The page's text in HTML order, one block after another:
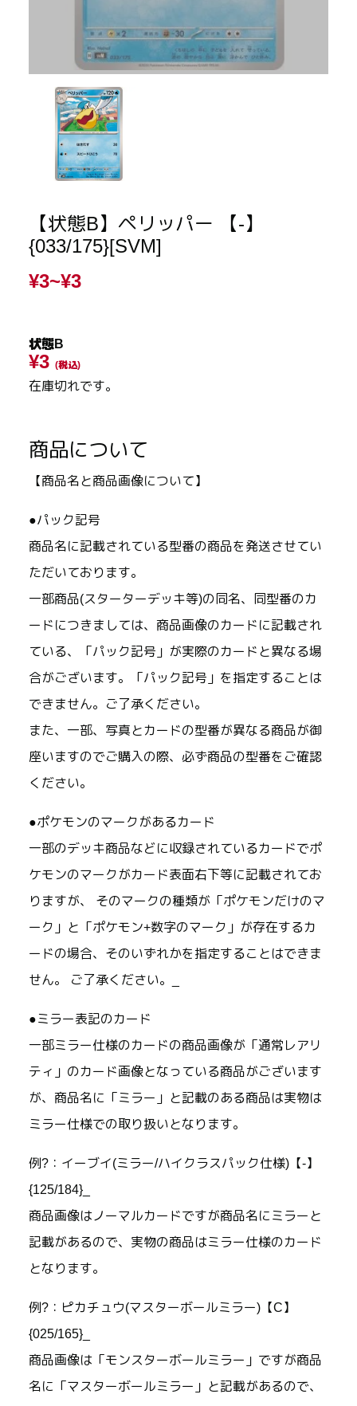
【状態B】ペリッパー 【-】
{033/175}[SVM]
¥3~¥3
状態B
¥3 (税込)
在庫切れです。
商品について
【商品名と商品画像について】
●パック記号
商品名に記載されている型番の商品を発送させてい
ただいております。
一部商品(スターターデッキ等)の同名、同型番のカ
ードにつきましては、商品画像のカードに記載され
ている、「パック記号」が実際のカードと異なる場
合がございます。「パック記号」を指定することは
できません。ご了承ください。
また、一部、写真とカードの型番が異なる商品が御
座いますのでご購入の際、必ず商品の型番をご確認
ください。
●ポケモンのマークがあるカード
一部のデッキ商品などに収録されているカードでポ
ケモンのマークがカード表面右下等に記載されてお
りますが、 そのマークの種類が「ポケモンだけのマ
ーク」と「ポケモン+数字のマーク」が存在するカ
ードの場合、そのいずれかを指定することはできま
せん。 ご了承ください。_
●ミラー表記のカード
一部ミラー仕様のカードの商品画像が「通常レアリ
ティ」のカード画像となっている商品がございます
が、商品名に「ミラー」と記載のある商品は実物は
ミラー仕様での取り扱いとなります。
例?：イーブイ(ミラー/ハイクラスパック仕様)【-】
{125/184}_
商品画像はノーマルカードですが商品名にミラーと
記載があるので、実物の商品はミラー仕様のカード
となります。
例?：ピカチュウ(マスターボールミラー)【C】
{025/165}_
商品画像は「モンスターボールミラー」ですが商品
名に「マスターボールミラー」と記載があるので、